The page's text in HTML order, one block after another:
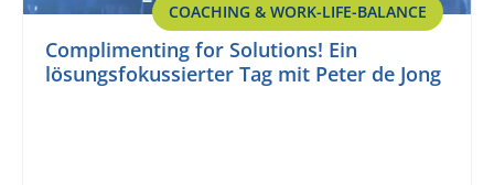
COACHING & WORK-LIFE-BALANCE
Complimenting for Solutions! Ein
lösungsfokussierter Tag mit Peter de Jong